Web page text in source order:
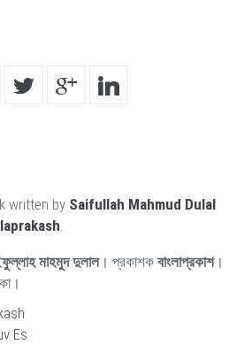
written by Saifullah Mahmud Dulal
মাহমুদ দুলাল। প্রকাশক বাংলাপ্রকাশ।
Es